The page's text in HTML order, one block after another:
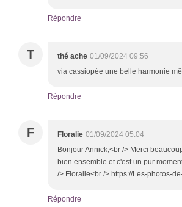
Répondre
T thé ache 01/09/2024 09:56
via cassiopée une belle harmonie
Répondre
F Floralie 01/09/2024 05:04
Bonjour Annick,<br /> Merci
bien ensemble et c'est un pur
/> Floralie<br /> https://Les-photos-
Répondre